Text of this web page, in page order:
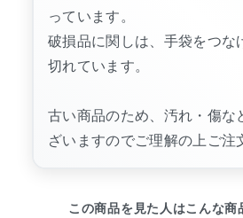
っています。
破損品に関しは、手袋をつな
切れています。
古い商品のため、汚れ・傷な
ざいますのでご理解の上ご注
この商品を見た人はこんな商